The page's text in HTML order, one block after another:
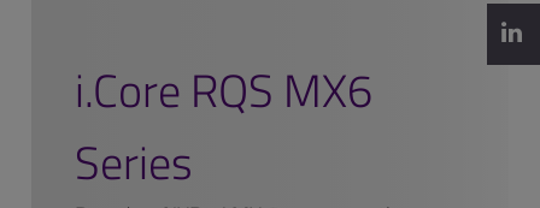
i.Core RQS MX6
Series